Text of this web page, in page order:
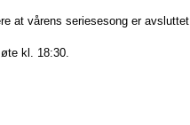
at vårens seriesesong er avsluttet.
kl. 18:30.